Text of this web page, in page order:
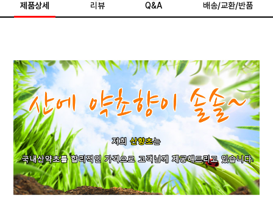
제품상세 리뷰 Q&A 배송/교환/반품